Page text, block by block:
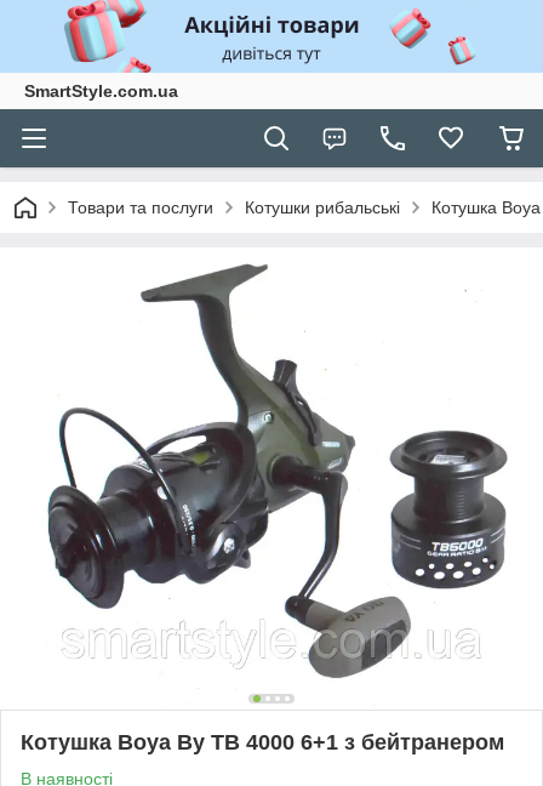
SmartStyle.com.ua
Товари та послуги Котушки рибальські Котушка
Котушка Boya By TB 4000 6+1 з бейтранером
В наявності